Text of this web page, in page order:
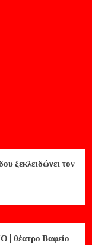
ξεκλειδώνει τον
| θέατρο Βαφείο